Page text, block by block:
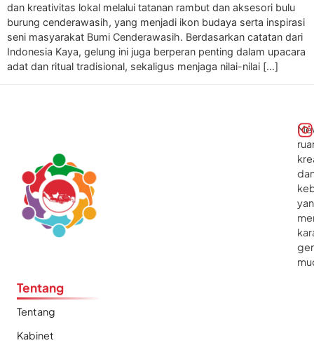
dan kreativitas lokal melalui tatanan rambut dan aksesori bulu
burung cenderawasih, yang menjadi ikon budaya serta inspirasi
seni masyarakat Bumi Cenderawasih. Berdasarkan catatan dari
Indonesia Kaya, gelung ini juga berperan penting dalam upacara
adat dan ritual tradisional, sekaligus menjaga nilai-nilai […]
Tentang
Tentang
Kabinet